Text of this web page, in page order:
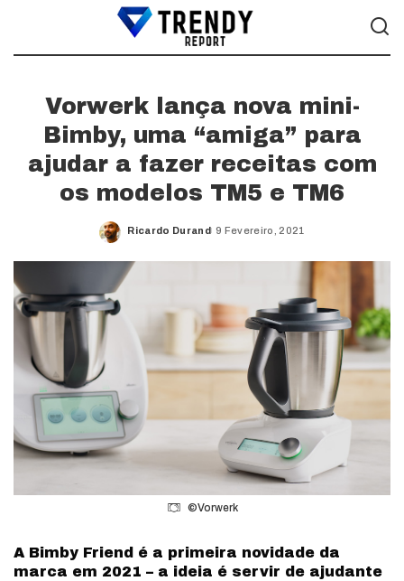
Vorwerk lança nova mini-
Bimby, uma “amiga” para
ajudar a fazer receitas com
os modelos TM5 e TM6
Posted
Ricardo Durand 9 Fevereiro, 2021
©Vorwerk
A Bimby Friend é a primeira novidade da
marca em 2021 – a ideia é servir de ajudante